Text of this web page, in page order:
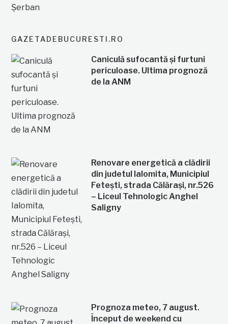
GAZETADEBUCURESTI.RO
Caniculă sufocantă și furtuni
periculoase. Ultima prognoză
de la ANM
Renovare energetică a clădirii
din judetul Ialomita, Municipiul
Fetești, strada Călărași, nr.526
– Liceul Tehnologic Anghel
Saligny
Prognoza meteo, 7 august.
Început de weekend cu